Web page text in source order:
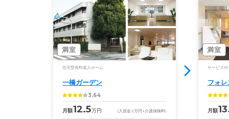
満室
住宅型有料老人ホーム
一橋ガーデン
3.64
月額12.5万円 (入居金2万円 +介護保険料)
満室
サービス付
フォ
月額